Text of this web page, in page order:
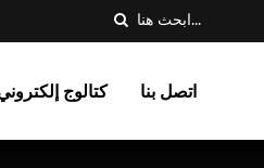
كتالوج اتصل بنا